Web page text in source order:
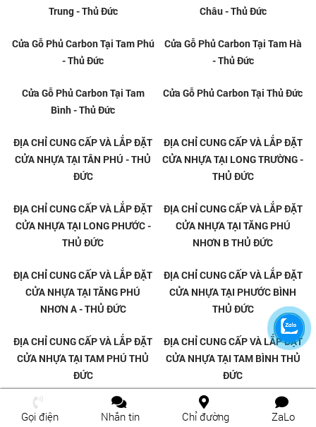
Thủ Đức
Thủ Đức
Cửa Gỗ Carbon Tại Linh Tây -
Thủ Đức
Cửa Gỗ Carbon Tại Linh Trung -
Thủ Đức
Cửa Gỗ Carbon Tại Thủ Đức
Cửa Gỗ Carbon Tại Tăng Phú
Nhơn Thủ Đức
Gọi điện Nhắn tin Chỉ đường ZaLo